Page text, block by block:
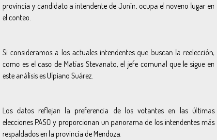
provincia y candidato a intendente de Junín, ocupa el noveno lugar en
el conteo.
Si consideramos a los actuales intendentes que buscan la reelección,
como es el caso de Matías Stevanato, el jefe comunal que le sigue en
este análisis es Ulpiano Suárez.
Los datos reflejan la preferencia de los votantes en las últimas
elecciones PASO y proporcionan un panorama de los intendentes más
respaldados en la provincia de Mendoza.